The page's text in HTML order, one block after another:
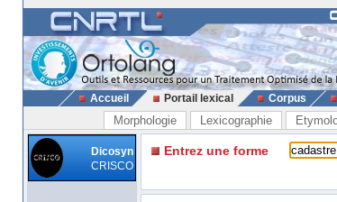
Accueil Portail lexical Corpus
Morphologie Lexicographie
Dicosyn
CRISCO
Entrez une forme